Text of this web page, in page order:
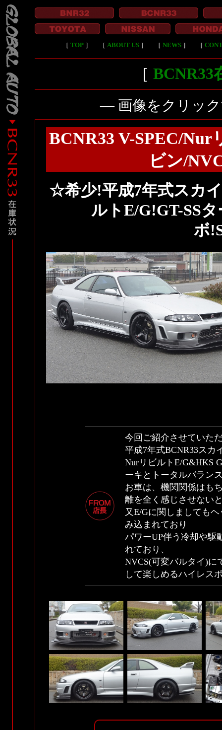
［ TOP］ ［ ABOUT US］ ［ NEWS］ ［
［ BCNR33
― 画像をクリッ
BCNR33 V-SPEC/Nur
ビン/
☆希少!平成7年式スカ
ルトE/G!GT-SS
ボ
今回ご紹介させていた
平成7年式BCNR33スカ
NurリビルトE/G&HKS
ーキとトータルバラン
お車は、機関関係はも
離を全く感じさせない
又E/Gに関しましても
み込まれており
パワーUP伴う冷却や駆
れており、
NVCS(可変バルタイ)に
して楽しめるハイレス